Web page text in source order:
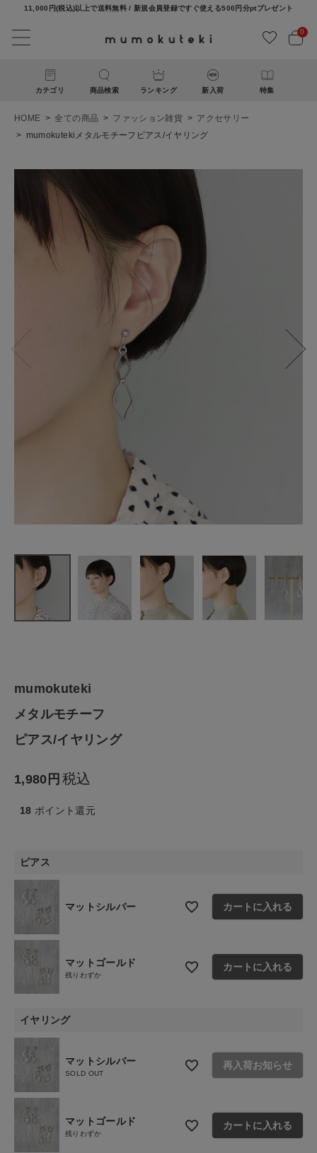
11,000円(税込)以上で送料無料 / 新規会員登録ですぐ使える500円分ptプレゼント
0
カテゴリ 商品検索 ランキング 新入荷 特集
ACCOUNT MENU
ようこそ ゲスト 様
新規会員登録
CATEGORY
ナチュラル服
食品
CONTENTS
特集
ご利用ガイド
お問い合わせ
ショップリスト
HOME 全ての商品 ファッション雑貨
アクセサリー
mumokutekiメタルモチーフピアス/イヤリング
mumokuteki
メタルモチーフ
ピアス/イヤリング
1,980 税込
18 ポイント還元
ピアス
マットシルバー カートに入れる
マットゴールド
残りわずか
カートに入れる
イヤリング
マットシルバー
SOLD OUT
再入荷お知らせ
マットゴールド
残りわずか
カートに入れる